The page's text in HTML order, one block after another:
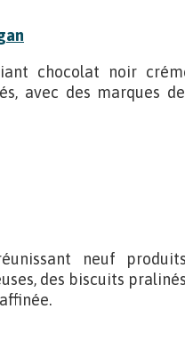
chocolat noir
avec des marques
neuf
des biscuits